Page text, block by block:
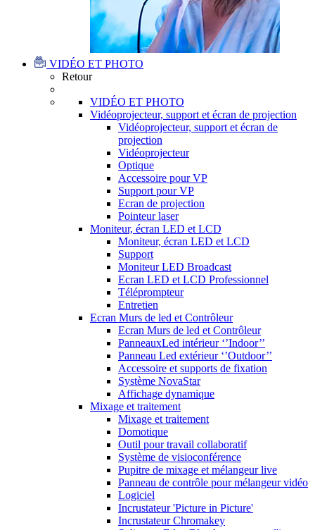
VIDÉO ET PHOTO
Retour
VIDÉO ET PHOTO
Vidéoprojecteur, support et écran de projection
Vidéoprojecteur, support et écran de
projection
Vidéoprojecteur
Optique
Accessoire pour VP
Support pour VP
Ecran de projection
Pointeur laser
Moniteur, écran LED et LCD
Moniteur, écran LED et LCD
Support
Moniteur LED Broadcast
Ecran LED et LCD Professionnel
Téléprompteur
Entretien
Ecran Murs de led et Contrôleur
Ecran Murs de led et Contrôleur
PanneauxLed intérieur ‘’Indoor’’
Panneau Led extérieur ‘’Outdoor’’
Accessoire et supports de fixation
Système NovaStar
Affichage dynamique
Mixage et traitement
Mixage et traitement
Domotique
Outil pour travail collaboratif
Système de visioconférence
Pupitre de mixage et mélangeur live
Panneau de contrôle pour mélangeur vidéo
Logiciel
Incrustateur 'Picture in Picture'
Incrustateur Chromakey